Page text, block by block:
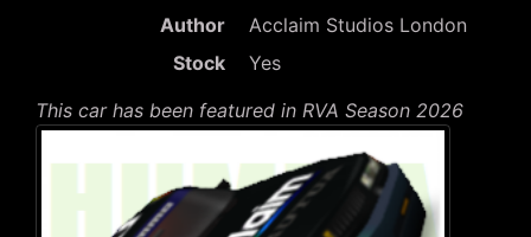
Author
Acclaim Studios London
Stock
Yes
This car has been featured in RVA Season 2026